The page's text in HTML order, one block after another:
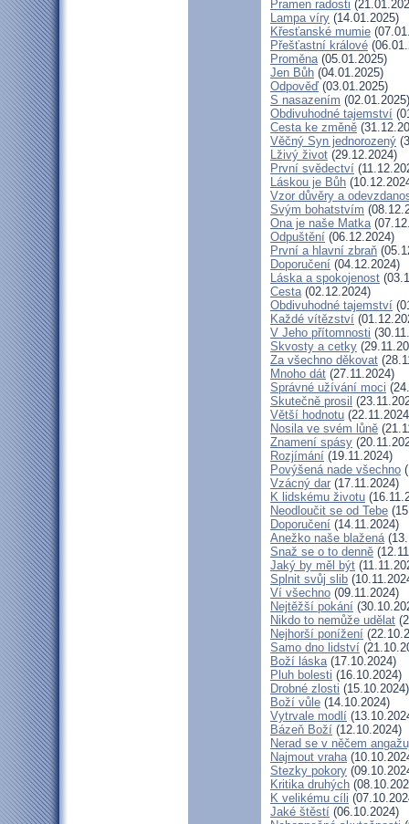
Pramen radosti
Lampa víry (14.01.2025)
Křesťanské mumie
Přešťastní králové
Proměna(05.01.2025)
Jen Bůh (04.01.2025)
Odpověď (03.01.2025)
S nasazením (02.01.2025)
Obdivuhodné tajemství
Cesta ke změně
Věčný Syn jednorozený
Lživý život (29.12.2024)
První svědectví
Láskou je Bůh
Vzor důvěry a
Svým bohatstvím
Ona je naše Matka
Odpuštění (06.12.2024)
První a hlavní zbraň
Doporučení (04.12.2024)
Láska a spokojenost
Cesta(02.12.2024)
Obdivuhodné tajemství
Každé vítězství
V Jeho přítomnosti
Skvosty a cetky
Za všechno děkovat
Mnoho dát (27.11.2024)
Správné užívání moci
Skutečně prosil
Větší hodnotu
Nosila ve svém lůně
Znamení spásy
Rozjímání (19.11.2024)
Povýšená nade všechno
Vzácný dar (17.11.2024)
K lidskému životu
Neodloučit se od Tebe
Doporučení (14.11.2024)
Anežko naše blažená
Snaž se o to denně
Jaký by měl být
Splnit svůj slib
Ví všechno (09.11.2024)
Nejtěžší pokání
Nikdo to nemůže udělat
Nejhorší ponížení
Samo dno lidství
Boží láska(17.10.2024)
Pluh bolesti (16.10.2024)
Drobné zlosti (15.10.2024)
Boží vůle (14.10.2024)
Vytrvale modlí
Bázeň Boží (12.10.2024)
Nerad se v něčem
Najmout vraha
Stezky pokory
Kritika druhých
K velikému cíli
Jaké štěstí (06.10.2024)